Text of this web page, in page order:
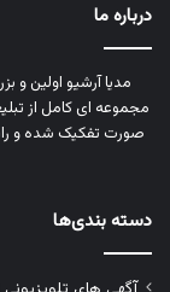
درباره ما
مدیا آرشیو اولین و
مجموعه‌ ای کامل از
صورت تفکیک‌ شده و
دسته بندی‌ها